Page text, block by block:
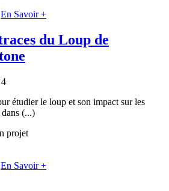
En Savoir +
du Loup de
étudier le loup et son impact sur les
dans (...)
projet
En Savoir +